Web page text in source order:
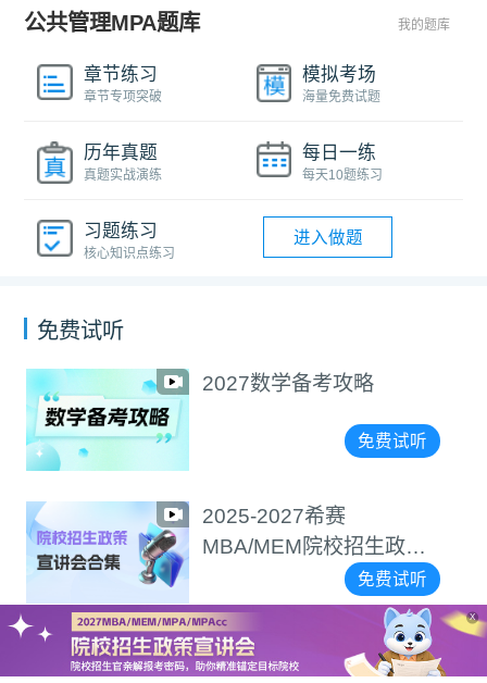
公共管理MPA题库 我的题库
章节练习
章节专项突破
模拟考场
海量免费试题
历年真题
真题实战演练
每日一练
每天10题练习
习题练习
核心知识点练习
进入做题
免费试听
2027数学备考攻略
免费试听
2025-2027希赛
MBA/MEM院校招生政策
免费试听
X